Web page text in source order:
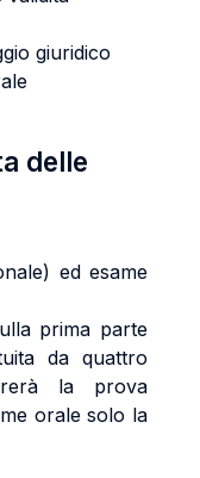
giuridico
delle
ed esame
prima parte
da quattro
la prova
orale solo la